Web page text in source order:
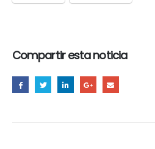
Compartir esta noticia